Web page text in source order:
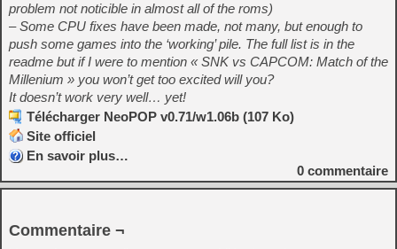
problem not noticible in almost all of the roms)
– Some CPU fixes have been made, not many, but enough to
push some games into the ‘working’ pile. The full list is in the
readme but if I were to mention « SNK vs CAPCOM: Match of the
Millenium » you won’t get too excited will you?
It doesn’t work very well… yet!
Télécharger NeoPOP v0.71/w1.06b (107 Ko)
Site officiel
En savoir plus…
0 commentaire
Commentaire ¬